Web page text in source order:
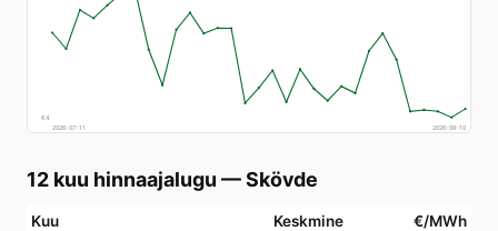
€4
2026-07-11
2026-08-10
12 kuu hinnaajalugu —Skövde
Kuu Keskmine €/MWh